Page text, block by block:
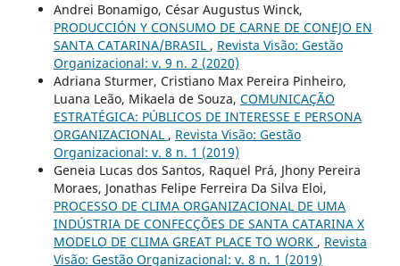
Andrei Bonamigo, César Augustus Winck,
PRODUCCIÓN Y CONSUMO DE CARNE DE CONEJO EN
SANTA CATARINA/BRASIL , Revista Visão: Gestão
Organizacional: v. 9 n. 2 (2020)
Adriana Sturmer, Cristiano Max Pereira Pinheiro,
Luana Leão, Mikaela de Souza, COMUNICAÇÃO
ESTRATÉGICA: PÚBLICOS DE INTERESSE E PERSONA
ORGANIZACIONAL , Revista Visão: Gestão
Organizacional: v. 8 n. 1 (2019)
Geneia Lucas dos Santos, Raquel Prá, Jhony Pereira
Moraes, Jonathas Felipe Ferreira Da Silva Eloi,
PROCESSO DE CLIMA ORGANIZACIONAL DE UMA
INDÚSTRIA DE CONFECÇÕES DE SANTA CATARINA X
MODELO DE CLIMA GREAT PLACE TO WORK , Revista
Visão: Gestão Organizacional: v. 8 n. 1 (2019)